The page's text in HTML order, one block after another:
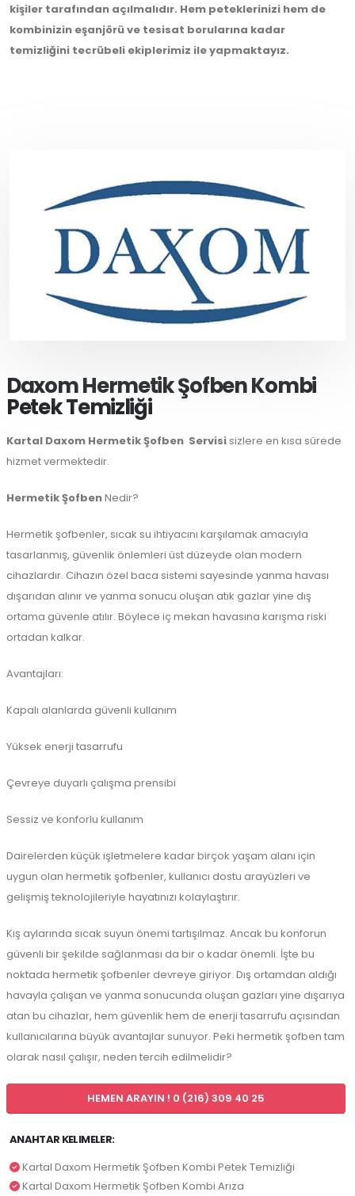
kişiler tarafından açılmalıdır. Hem peteklerinizi hem de
kombinizin eşanjörü ve tesisat borularına kadar
temizliğini tecrübeli ekiplerimiz ile yapmaktayız.
Daxom Hermetik Şofben Kombi
Petek Temizliği
Kartal Daxom Hermetik Şofben Servisi sizlere en kısa sürede
hizmet vermektedir.
Hermetik ŞofbenNedir?
Hermetik şofbenler, sıcak su ihtiyacını karşılamak amacıyla
tasarlanmış, güvenlik önlemleri üst düzeyde olan modern
cihazlardır. Cihazın özel baca sistemi sayesinde yanma havası
dışarıdan alınır ve yanma sonucu oluşan atık gazlar yine dış
ortama güvenle atılır. Böylece iç mekan havasına karışma riski
ortadan kalkar.
Avantajları:
Kapalı alanlarda güvenli kullanım
Yüksek enerji tasarrufu
Çevreye duyarlı çalışma prensibi
Sessiz ve konforlu kullanım
Dairelerden küçük işletmelere kadar birçok yaşam alanı için
uygun olan hermetik şofbenler, kullanıcı dostu arayüzleri ve
gelişmiş teknolojileriyle hayatınızı kolaylaştırır.
Kış aylarında sıcak suyun önemi tartışılmaz. Ancak bu konforun
güvenli bir şekilde sağlanması da bir o kadar önemli. İşte bu
noktada hermetik şofbenler devreye giriyor. Dış ortamdan aldığı
havayla çalışan ve yanma sonucunda oluşan gazları yine dışarıya
atan bu cihazlar, hem güvenlik hem de enerji tasarrufu açısından
kullanıcılarına büyük avantajlar sunuyor. Peki hermetik şofben tam
olarak nasıl çalışır, neden tercih edilmelidir?
HEMEN ARAYIN ! 0 (216) 309 40 25
ANAHTAR KELIMELER:
Kartal Daxom Hermetik Şofben Kombi Petek Temizliği
Kartal Daxom Hermetik Şofben Kombi Arıza